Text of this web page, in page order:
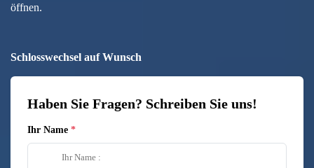
öffnen.
Schlosswechsel auf Wunsch
Haben Sie Fragen? Schreiben Sie uns!
Ihr Name